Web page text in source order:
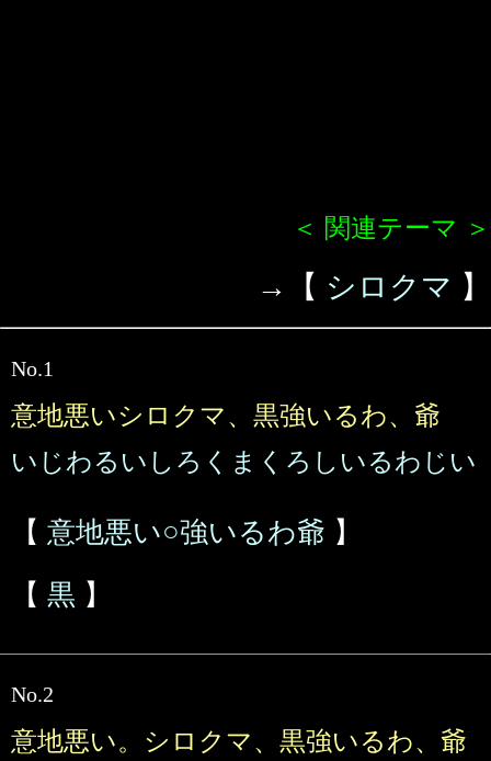
＜ 関連テーマ ＞
→【 シロクマ 】
No.1
意地悪いシロクマ、黒強いるわ、爺
いじわるいしろくまくろしいるわじい
【 意地悪い○強いるわ爺 】
【 黒 】
No.2
意地悪い。シロクマ、黒強いるわ、爺